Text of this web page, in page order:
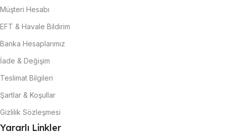
Müşteri Hesabı
EFT & Havale Bildirim
Banka Hesaplarımız
İade & Değişim
Teslimat Bilgileri
Şartlar & Koşullar
Gizlilik Sözleşmesi
Yararlı Linkler